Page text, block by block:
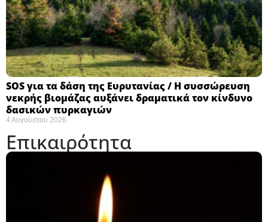
SOS για τα δάση της Ευρυτανίας / Η συσσώρευση
νεκρής βιομάζας αυξάνει δραματικά τον κίνδυνο
δασικών πυρκαγιών
4 Αυγούστου 2026
Επικαιρότητα